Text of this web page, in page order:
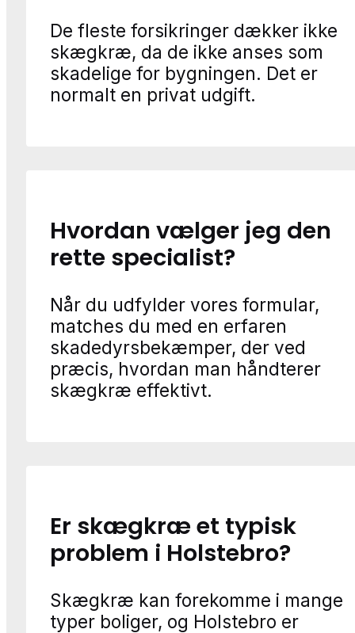
De fleste forsikringer dækker ikke
skægkræ, da de ikke anses som
skadelige for bygningen. Det er
normalt en privat udgift.
Hvordan vælger jeg den
rette specialist?
Når du udfylder vores formular,
matches du med en erfaren
skadedyrsbekæmper, der ved
præcis, hvordan man håndterer
skægkræ effektivt.
Er skægkræ et typisk
problem i Holstebro?
Skægkræ kan forekomme i mange
typer boliger, og Holstebro er